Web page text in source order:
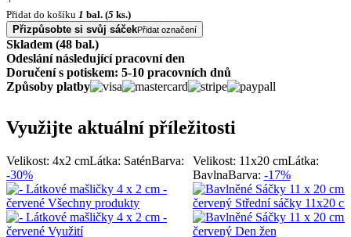
Přidat do košíku 1 bal. (5 ks.)
Přizpůsobte si svůj sáčekPřidat označení
Skladem (48 bal.)
Odeslání následující pracovní den
Doručení s potiskem: 5-10 pracovních dnů
Způsoby platby
Využijte aktuální příležitosti
Velikost: 4x2 cmLátka: SaténBarva:
-30%
Velikost: 11x20 cmLátka:
BavlnaBarva: -17%